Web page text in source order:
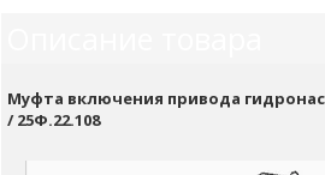
Муфта включения привода
/ 25Ф.22.108